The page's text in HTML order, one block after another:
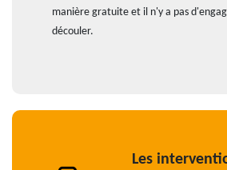
manière gratuite et il n'y a pas
découler.
Les